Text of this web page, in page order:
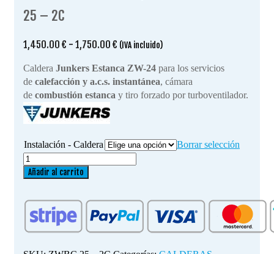
25 – 2C
1,450.00 € - 1,750.00 € Rango
precios:
desde
1,450.00 €
(IVA incluido)
Caldera Junkers Estanca ZW-24 para los servicios
de calefacción y a.c.s. instantánea, cámara
de combustión estanca y tiro forzado por turboventilador.
Instalación - Caldera
Borrar selección
Calderas
Junkers
Comfort
ZWBC
25
2C
Añadir al carrito